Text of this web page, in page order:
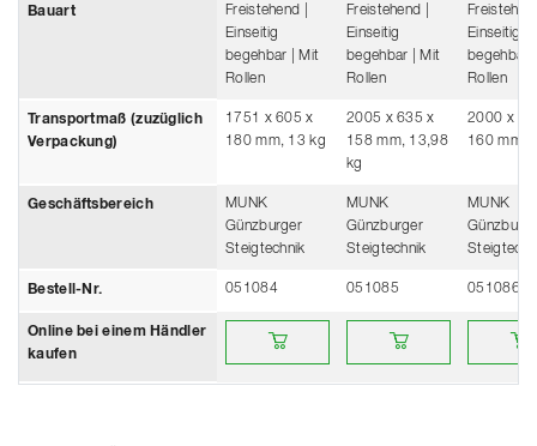
Bauart
Freistehend |
Einseitig
begehbar | Mit
Rollen
Freistehend |
Einseitig
begehbar | Mit
Rollen
Einseitig
begehbar
Rollen
Transportmaß (zuzüglich
Verpackung)
1751 x 605 x
180 mm, 13 kg
2005 x 635 x
158 mm, 13,98
kg
2000 x
160 mm,
Geschäftsbereich
MUNK
Günzburger
Steigtechnik
MUNK
Günzburger
Steigtechnik
MUNK
Bestell-Nr. 051084 051085 051086
Online bei einem Händler
kaufen
Online bei einem Händler kaufen
Online bei einem Händler
Online